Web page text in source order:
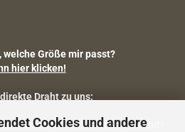
Cookies und andere
welche Größe mir passt?
hier klicken!
Draht zu uns:
Lieferstatus, Versand?